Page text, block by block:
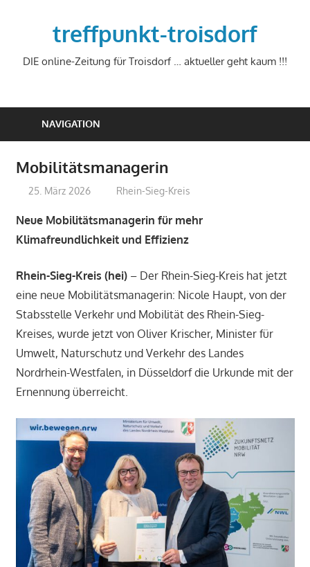
treffpunkt-troisdorf
DIE online-Zeitung für Troisdorf … aktueller geht kaum !!!
NAVIGATION
Mobilitätsmanagerin
25. März 2026 treffpunkt
Rhein-Sieg-Kreis
Neue Mobilitätsmanagerin für mehr
Klimafreundlichkeit und Effizienz
Rhein-Sieg-Kreis (hei)– Der Rhein-Sieg-Kreis hat jetzt
eine neue Mobilitätsmanagerin: Nicole Haupt, von der
Stabsstelle Verkehr und Mobilität des Rhein-Sieg-
Kreises, wurde jetzt von Oliver Krischer, Minister für
Umwelt, Naturschutz und Verkehr des Landes
Nordrhein-Westfalen, in Düsseldorf die Urkunde mit der
Ernennung überreicht.